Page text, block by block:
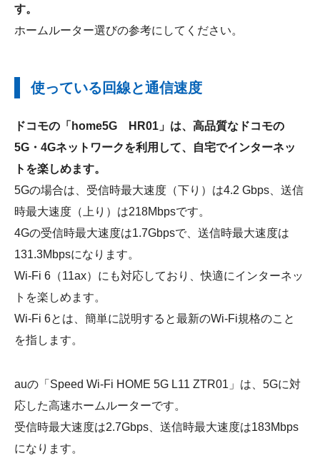
す。
ホームルーター選びの参考にしてください。
使っている回線と通信速度
ドコモの「home5G HR01」は、高品質なドコモの
5G・4Gネットワークを利用して、自宅でインターネッ
トを楽しめます。
5Gの場合は、受信時最大速度（下り）は4.2 Gbps、送信
時最大速度（上り）は218Mbpsです。
4Gの受信時最大速度は1.7Gbpsで、送信時最大速度は
131.3Mbpsになります。
Wi-Fi 6（11ax）にも対応しており、快適にインターネッ
トを楽しめます。
Wi-Fi 6とは、簡単に説明すると最新のWi-Fi規格のこと
を指します。
auの「Speed Wi-Fi HOME 5G L11 ZTR01」は、5Gに対
応した高速ホームルーターです。
受信時最大速度は2.7Gbps、送信時最大速度は183Mbps
になります。